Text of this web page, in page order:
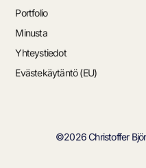
Portfolio
Minusta
Yhteystiedot
Evästekäytäntö (EU)
©2026 Christoffer